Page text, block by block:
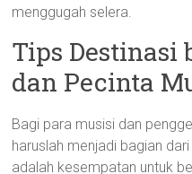
menggugah selera.
Tips Destinasi
dan Pecinta
Bagi para musisi dan
haruslah menjadi bagian
adalah kesempatan untuk